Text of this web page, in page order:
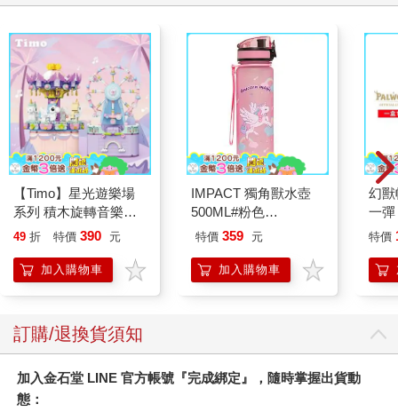
【Timo】星光遊樂場
系列 積木旋轉音樂盒
禮物
49 折 特價 390 元
加入購物車
IMPACT 獨角獸水壺
500ML#粉色
IM00B11PK
特價 359 元
加入購物車
幻
一彈
特價
訂購/退換貨須知
加入金石堂 LINE 官方帳號『完成綁定』，隨時掌握出貨動
態：